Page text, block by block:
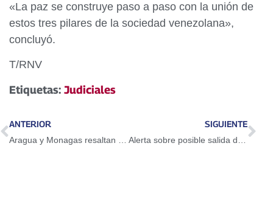
«La paz se construye paso a paso con la unión de
estos tres pilares de la sociedad venezolana»,
concluyó.
T/RNV
Etiquetas: Judiciales
ANTERIOR SIGUIENTE